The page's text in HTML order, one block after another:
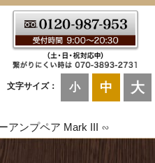
文字サイズ： 小 中 大
アンプペア Mark III ∽